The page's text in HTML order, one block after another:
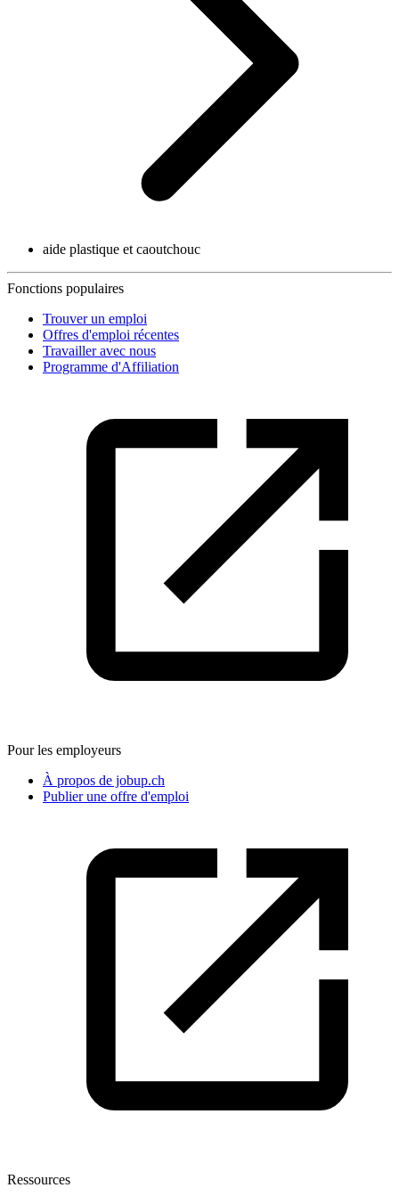
aide plastique et caoutchouc
Fonctions populaires
Trouver un emploi
Offres d'emploi récentes
Travailler avec nous
Programme d'Affiliation
Pour les employeurs
À propos de jobup.ch
Publier une offre d'emploi
Ressources